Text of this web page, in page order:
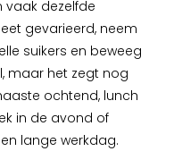
vaak dezelfde
gevarieerd, neem
suikers en beweeg
maar het zegt nog
ochtend, lunch
in de avond of
lange werkdag.